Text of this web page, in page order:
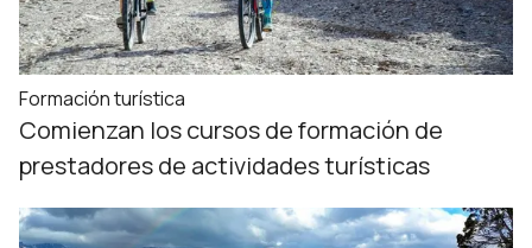
Formación turística
Comienzan los cursos de formación de
prestadores de actividades turísticas